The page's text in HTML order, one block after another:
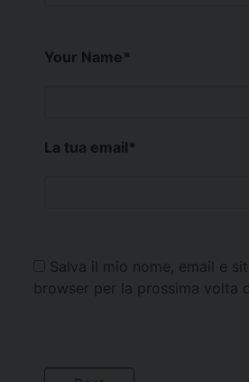
Your Name*
La tua email*
Salva il mio nome, email e
browser per la prossima volta